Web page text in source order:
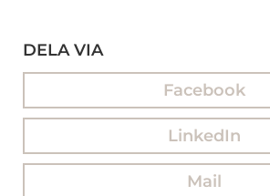
DELA VIA
Facebook
LinkedIn
Mail